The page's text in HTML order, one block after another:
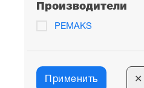
Производители
PEMAKS
Применить ✕